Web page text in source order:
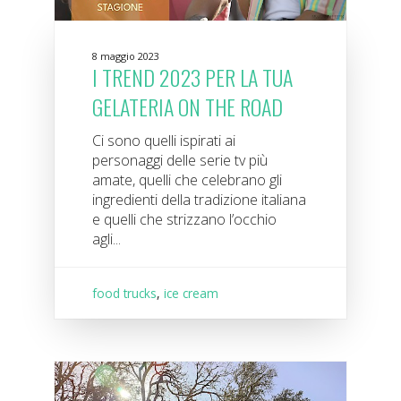
8 maggio 2023
I TREND 2023 PER LA TUA
GELATERIA ON THE ROAD
Ci sono quelli ispirati ai
personaggi delle serie tv più
amate, quelli che celebrano gli
ingredienti della tradizione italiana
e quelli che strizzano l’occhio
agli...
food trucks,ice cream